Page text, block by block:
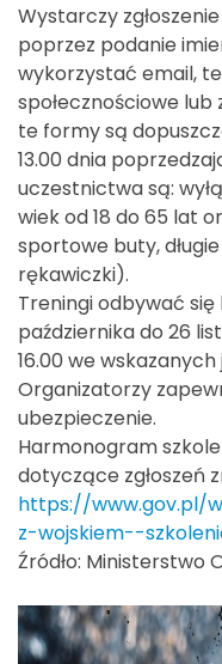
Wystarczy
poprzez podanie
wykorzystać email,
społecznościowe lub
te formy są
13.00 dnia
uczestnictwa są:
wiek od 18 do 65 lat
sportowe buty,
rękawiczki).
Treningi odbywać
października do 26
16.00 we
Organizatorzy
ubezpieczenie.
Harmonogram
dotyczące zgłoszeń
https://www.gov.pl/
z-wojskiem--
Źródło: Ministerstwo